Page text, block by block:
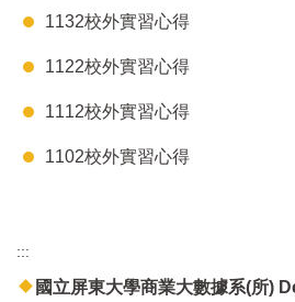
1132校外實習心得
1122校外實習心得
1112校外實習心得
1102校外實習心得
:::
國立屏東大學商業大數據系(所)